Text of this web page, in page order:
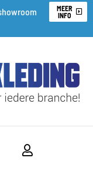
MEER
INFO